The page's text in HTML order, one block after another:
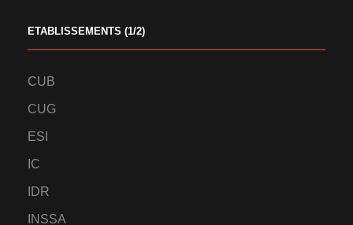
ETABLISSEMENTS (1/2)
CUB
CUG
ESI
IC
IDR
INSSA